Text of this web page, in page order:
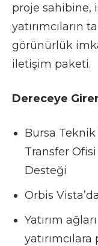
proje sahibine,
yatırımcıların
görünürlük
iletişim paketi.
Dereceye
Bursa
Transfer
Desteği
Orbis
Yatırım